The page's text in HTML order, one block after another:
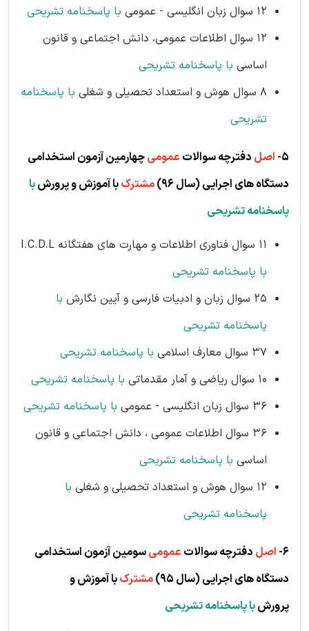
12 سوال زبان انگلیسی - عمومی
با پاسخنامه تشریحی
12 سوال اطلاعات عمومی، دانش اجتماعی و قانون
اساسی با پاسخنامه تشریحی
8 سوال هوش و استعداد تحصیلی و شغلی
با پاسخنامه
تشریحی
5- اصل دفترچه سوالات عمومیچهارمین آزمون استخدامی
دستگاه های اجرایی (سال 96) مشترکبا آموزش و پرورشبا
پاسخنامه تشریحی
11 سوال فناوری اطلاعات و مهارت های هفتگانه I.C.D.L
با پاسخنامه تشریحی
25 سوال زبان و ادبیات فارسی و آیین نگارش
با
پاسخنامه تشریحی
37 سوال معارف اسلامی
با پاسخنامه تشریحی
10 سوال ریاضی و آمار مقدماتی
با پاسخنامه تشریحی
36 سوال زبان انگلیسی - عمومی
با پاسخنامه تشریحی
36 سوال اطلاعات عمومی ، دانش اجتماعی و قانون
اساسی با پاسخنامه تشریحی
12 سوال هوش و استعداد تحصیلی و شغلی
با
پاسخنامه تشریحی
6- اصل دفترچه سوالات عمومیسومین آزمون استخدامی
دستگاه های اجرایی (سال 95)
مشترکبا آموزش و
پرورشبا پاسخنامه تشریحی